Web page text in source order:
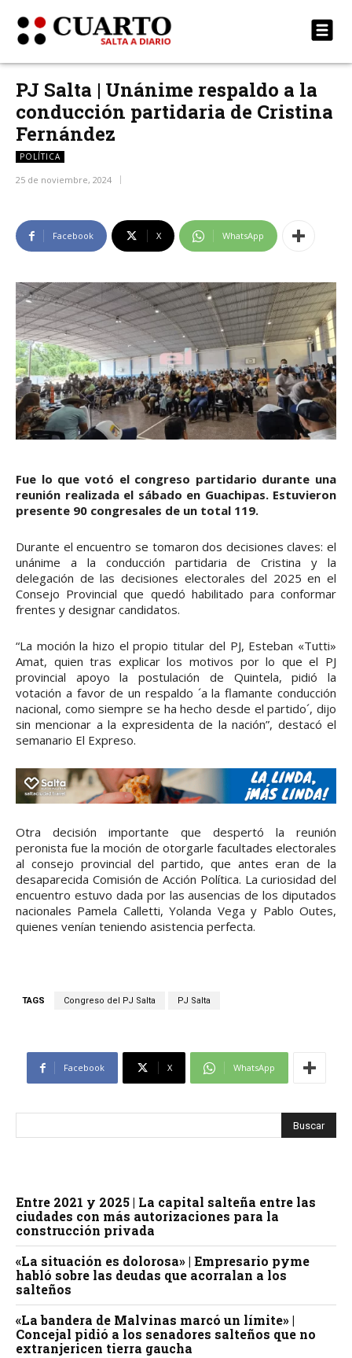
PJ Salta | Unánime respaldo a la
conducción partidaria de Cristina
Fernández
POLÍTICA
25 de noviembre, 2024
Facebook X WhatsApp
Fue lo que votó el congreso partidario durante una
reunión realizada el sábado en Guachipas. Estuvieron
presente 90 congresales de un total 119.
Durante el encuentro se tomaron dos decisiones claves: el
unánime a la conducción partidaria de Cristina y la
delegación de las decisiones electorales del 2025 en el
Consejo Provincial que quedó habilitado para conformar
frentes y designar candidatos.
“La moción la hizo el propio titular del PJ, Esteban «Tutti»
Amat, quien tras explicar los motivos por lo que el PJ
provincial apoyo la postulación de Quintela, pidió la
votación a favor de un respaldo ´a la flamante conducción
nacional, como siempre se ha hecho desde el partido´, dijo
sin mencionar a la expresidenta de la nación”, destacó el
semanario El Expreso.
Otra decisión importante que despertó la reunión
peronista fue la moción de otorgarle facultades electorales
al consejo provincial del partido, que antes eran de la
desaparecida Comisión de Acción Política. La curiosidad del
encuentro estuvo dada por las ausencias de los diputados
nacionales Pamela Calletti, Yolanda Vega y Pablo Outes,
quienes venían teniendo asistencia perfecta.
TAGS Congreso del PJ Salta PJ Salta
Facebook X WhatsApp
Entre 2021 y 2025 | La capital salteña entre las
ciudades con más autorizaciones para la
construcción privada
«La situación es dolorosa» | Empresario pyme
habló sobre las deudas que acorralan a los
salteños
«La bandera de Malvinas marcó un límite» |
Concejal pidió a los senadores salteños que no
extranjericen tierra gaucha